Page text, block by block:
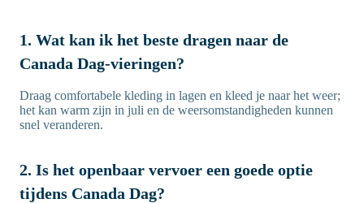
1. Wat kan ik het beste dragen naar de
Canada Dag-vieringen?
Draag comfortabele kleding in lagen en kleed je naar het weer;
het kan warm zijn in juli en de weersomstandigheden kunnen
snel veranderen.
2. Is het openbaar vervoer een goede optie
tijdens Canada Dag?